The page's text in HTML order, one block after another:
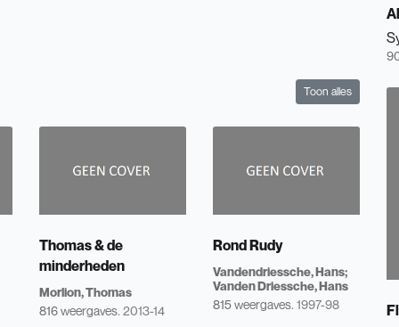
Toon alles
Thomas & de
minderheden
Morlion, Thomas
816 weergaves. 2013-14
Rond Rudy
Vandendriessche, Hans
Vanden Driessche, Hans
815 weergaves. 1997-98